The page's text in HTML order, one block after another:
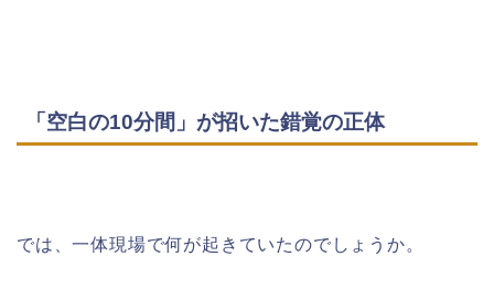
「空白の10分間」が招いた錯覚の正体
では、一体現場で何が起きていたのでしょうか。